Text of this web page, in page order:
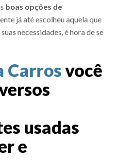
boas opções de
já até escolheu aquela que
necessidades, é hora de se
Carrosvocê
usadas
e